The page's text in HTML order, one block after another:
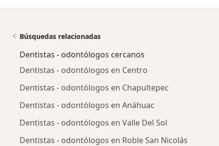
Búsquedas relacionadas
Dentistas - odontólogos cercanos
Dentistas - odontólogos en Centro
Dentistas - odontólogos en Chapultepec
Dentistas - odontólogos en Anáhuac
Dentistas - odontólogos en Valle Del Sol
Dentistas - odontólogos en Roble San Nicolás